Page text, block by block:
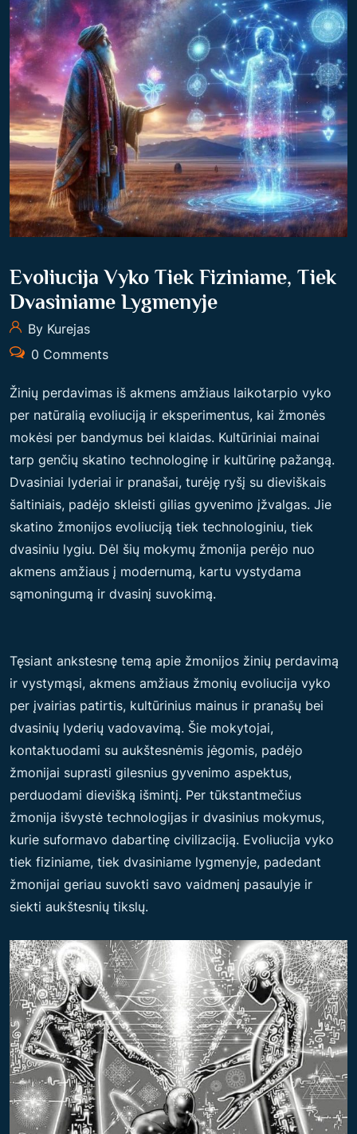
Evoliucija Vyko Tiek Fiziniame, Tiek
Dvasiniame Lygmenyje
By Kurejas
0 Comments
Žinių perdavimas iš akmens amžiaus laikotarpio vyko
per natūralią evoliuciją ir eksperimentus, kai žmonės
mokėsi per bandymus bei klaidas. Kultūriniai mainai
tarp genčių skatino technologinę ir kultūrinę pažangą.
Dvasiniai lyderiai ir pranašai, turėję ryšį su dieviškais
šaltiniais, padėjo skleisti gilias gyvenimo įžvalgas. Jie
skatino žmonijos evoliuciją tiek technologiniu, tiek
dvasiniu lygiu. Dėl šių mokymų žmonija perėjo nuo
akmens amžiaus į modernumą, kartu vystydama
sąmoningumą ir dvasinį suvokimą.
Tęsiant ankstesnę temą apie žmonijos žinių perdavimą
ir vystymąsi, akmens amžiaus žmonių evoliucija vyko
per įvairias patirtis, kultūrinius mainus ir pranašų bei
dvasinių lyderių vadovavimą. Šie mokytojai,
kontaktuodami su aukštesnėmis jėgomis, padėjo
žmonijai suprasti gilesnius gyvenimo aspektus,
perduodami dievišką išmintį. Per tūkstantmečius
žmonija išvystė technologijas ir dvasinius mokymus,
kurie suformavo dabartinę civilizaciją. Evoliucija vyko
tiek fiziniame, tiek dvasiniame lygmenyje, padedant
žmonijai geriau suvokti savo vaidmenį pasaulyje ir
siekti aukštesnių tikslų.